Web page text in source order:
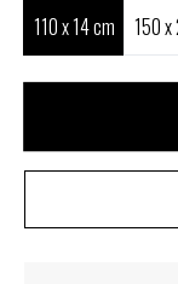
110 x 14 cm 150